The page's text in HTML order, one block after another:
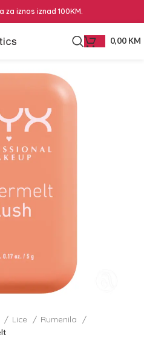
iznos iznad 100KM.
0,00 KM
Lice
Rumenila